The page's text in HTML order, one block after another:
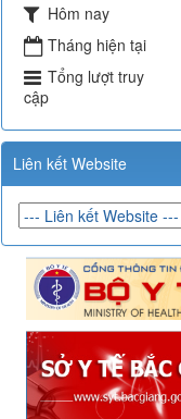
Hôm nay
Tháng hiện tại
Tổng lượt truy
cập
Liên kết Website